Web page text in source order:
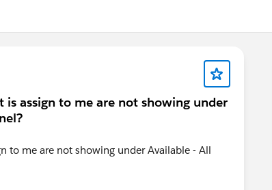
is assign to me are not showing under